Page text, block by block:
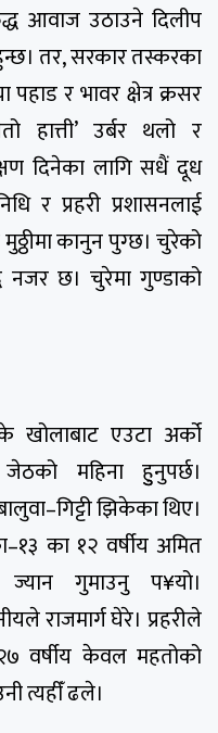
आवाज उठाउने दिलीप
तर, सरकार तस्करका
पहाड र भावर क्षेत्र क्रसर
हात्ती’ उर्बर थलो र
दिनेका लागि सधैं दूध
र प्रहरी प्रशासनलाई
कानुन पुग्छ। चुरेको
नजर छ। चुरेमा गुण्डाको
खोलाबाट एउटा अर्को
महिना हुुनुपर्छ।
झिकेका थिए।
का १२ वर्षीय अमित
गुमाउनु प¥यो।
राजमार्ग घेरे। प्रहरीले
वर्षीय केवल महतोको
त्यहीँ ढले।